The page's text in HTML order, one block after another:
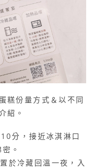
糕份量方式＆以不同
紹。
分，接近冰淇淋口
。
於冷藏回溫一夜，入